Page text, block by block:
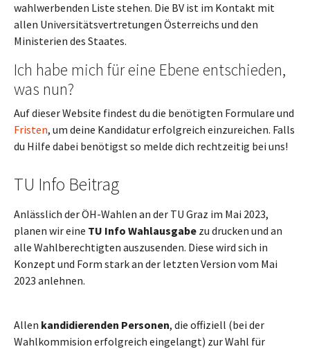
wahlwerbenden Liste stehen. Die BV ist im Kontakt mit
allen Universitätsvertretungen Österreichs und den
Ministerien des Staates.
Ich habe mich für eine Ebene entschieden,
was nun?
Auf dieser Website findest du die benötigten Formulare und
Fristen, um deine Kandidatur erfolgreich einzureichen. Falls
du Hilfe dabei benötigst so melde dich rechtzeitig bei uns!
TU Info Beitrag
Anlässlich der ÖH-Wahlen an der TU Graz im Mai 2023,
planen wir eine TU Info Wahlausgabe zu drucken und an
alle Wahlberechtigten auszusenden. Diese wird sich in
Konzept und Form stark an der letzten Version vom Mai
2023 anlehnen.
Allen kandidierenden Personen, die offiziell (bei der
Wahlkommision erfolgreich eingelangt) zur Wahl für